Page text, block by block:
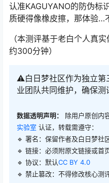
认准KAGUYANO的防伪标
质硬得像橡皮擦，那体验…
（本测评基于老白个人真
约300分钟）
⚠️白日梦社区作为独立第
业团队共同维护，确保测
数据透明声明： 除用户原创内
实验室 认证，转载需遵守：
🔹 署名：保留作者及白日梦社
🔹 链接：必须附原文链接或首
🔹 协议：默认CC BY 4.0
🔹 禁止篡改：不得修改核心测